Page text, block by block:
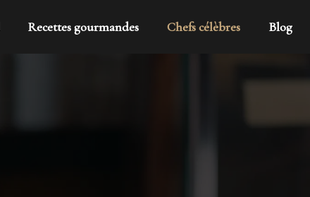
Recettes gourmandes Chefs célèbres Blog